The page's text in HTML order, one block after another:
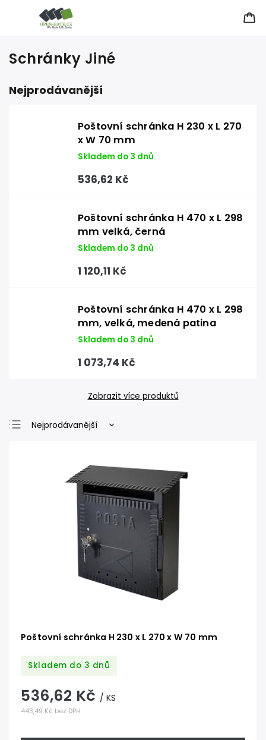
Schránky Jiné
Nejprodávanější
Poštovní schránka H 230 x L 270
x W 70 mm
Skladem do 3 dnů
536,62 Kč
Poštovní schránka H 470 x L 298
mm velká, černá
Skladem do 3 dnů
1 120,11 Kč
Poštovní schránka H 470 x L 298
mm, velká, medená patina
Skladem do 3 dnů
1 073,74 Kč
Zobrazit více produktů
Nejprodávanější
Abecedně
Poštovní schránka H 230 x L 270 x W 70 mm
Skladem do 3 dnů
443,49 Kč bez DPH
536,62 Kč / KS